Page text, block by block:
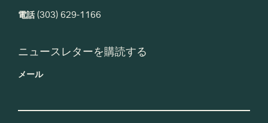
電話(303) 629-1166
ニュースレターを購読する
メール